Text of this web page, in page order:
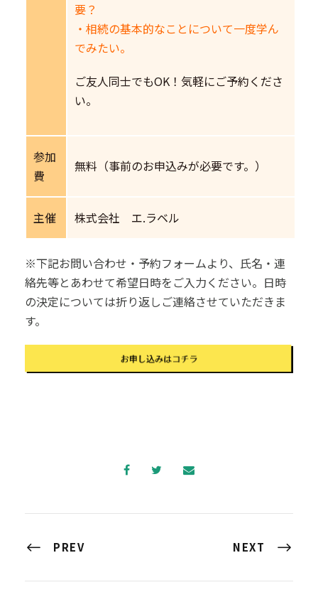
要？
・相続の基本的なことについて一度学ん
でみたい。
ご友人同士でもOK！気軽にご予約くださ
い。
参加
費
無料（事前のお申込みが必要です。）
主催 株式会社 エ.ラベル
※下記お問い合わせ・予約フォームより、氏名・連
絡先等とあわせて希望日時をご入力ください。日時
の決定については折り返しご連絡させていただきま
す。
PREV NEXT